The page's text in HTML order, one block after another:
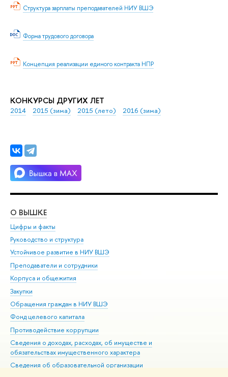
Структура зарплаты преподавателей НИУ ВШЭ
Форма трудового договора
Концепция реализации единого контракта НПР
КОНКУРСЫ ДРУГИХ ЛЕТ
2014 2015 (зима) 2015 (лето) 2016 (зима)
О ВЫШКЕ
Цифры и факты
Руководство и структура
Устойчивое развитие в НИУ ВШЭ
Преподаватели и сотрудники
Корпуса и общежития
Закупки
Обращения граждан в НИУ ВШЭ
Фонд целевого капитала
Противодействие коррупции
Сведения о доходах, расходах, об имуществе и
обязательствах имущественного характера
Сведения об образовательной организации